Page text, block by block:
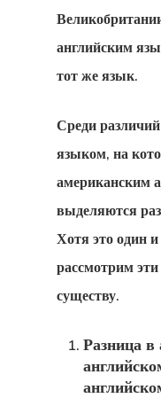
английским
тот же язык.
Среди
языком, на
американским
выделяются
Хотя это один
рассмотрим
существу.
Разница в